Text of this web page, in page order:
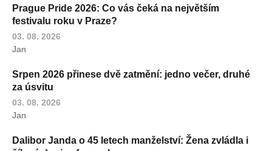
Prague Pride 2026: Co vás čeká na největším
festivalu roku v Praze?
03. 08. 2026
Jan
Srpen 2026 přinese dvě zatmění: jedno večer, druhé
za úsvitu
03. 08. 2026
Jan
Dalibor Janda o 45 letech manželství: Žena zvládla i